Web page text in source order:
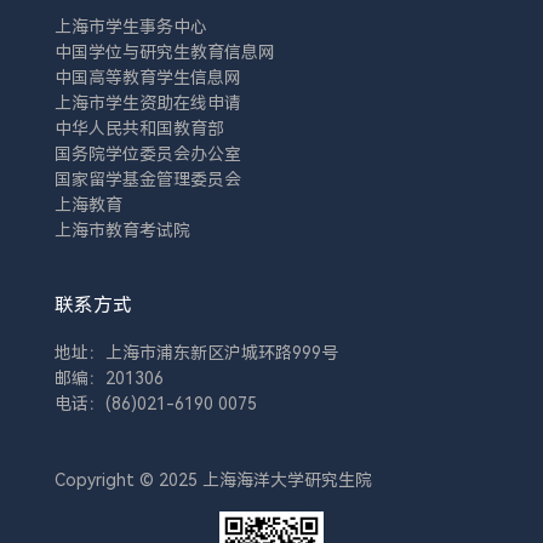
上海市学生事务中心
中国学位与研究生教育信息网
中国高等教育学生信息网
上海市学生资助在线申请
中华人民共和国教育部
国务院学位委员会办公室
国家留学基金管理委员会
上海教育
上海市教育考试院
联系方式
地址：上海市浦东新区沪城环路999号
邮编：201306
电话：(86)021-6190 0075
Copyright © 2025 上海海洋大学研究生院